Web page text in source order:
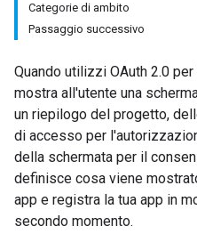
Categorie di ambito
Passaggio successivo
Quando utilizzi OAuth 2.0
mostra all'utente una
un riepilogo del progetto,
di accesso per
della schermata per il
definisce cosa viene
app e registra la tua app in
secondo momento.